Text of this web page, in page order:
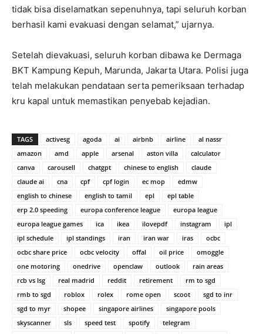
tidak bisa diselamatkan sepenuhnya, tapi seluruh korban
berhasil kami evakuasi dengan selamat,” ujarnya.
Setelah dievakuasi, seluruh korban dibawa ke Dermaga
BKT Kampung Kepuh, Marunda, Jakarta Utara. Polisi juga
telah melakukan pendataan serta pemeriksaan terhadap
kru kapal untuk memastikan penyebab kejadian.
TAGS activesg agoda ai airbnb airline
al nassr
amazon
amd apple arsenal aston villa
calculator
canva
carousell chatgpt chinese to english
claude
claude ai
cna cpf cpf login ec mop
edmw
english to chinese
english to tamil epl
epl table
erp 2.0 speeding
europa conference league
europa league
europa league games
ica ikea ilovepdf instagram
ipl
ipl schedule
ipl standings iran iran war iras
ocbc
ocbc share price
ocbc velocity offal oil price
omoggle
one motoring
onedrive openclaw outlook
rain areas
rcb vs lsg
real madrid reddit retirement
rm to sgd
rmb to sgd
roblox rolex rome open scoot
sgd to inr
sgd to myr
shopee singapore airlines
singapore pools
skyscanner
sls speed test spotify
telegram